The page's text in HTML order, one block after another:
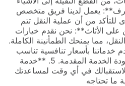
محترف**: يعمل لدينا فريق متخصص
من أن عملية النقل تتم
**التأمين على الأثاث**: نحن نقدم خيارات
مما يمنحك الطمأنينة الكاملة.
خدماتنا بأسعار تنافسية تناسب
الجميع، دون المساس بجودة الخدمة المقدمة. 5. **خدمة
في أي وقت لمساعدتك